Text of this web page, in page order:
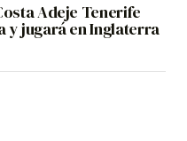
Adeje Tenerife
y jugará en Inglaterra